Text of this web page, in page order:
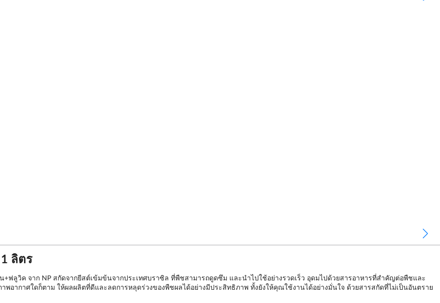
ลิตร
ฟลูวิค จาก NP สกัดจากยีสต์เข้มข้นจากประเทศบราซิล ที่พืชสามารถดูดซึม และนำไปใช้อย่างรวดเร็ว อุดมไปด้วยสารอาหารที่สำคัญต่อพืชและ
พอากาศใดก็ตาม ให้ผลผลิตที่ดีและลดการหลุดร่วงของพืชผลได้อย่างมีประสิทธิภาพ ทั้งยังให้คุณใช้งานได้อย่างมั่นใจ ด้วยสารสกัดที่ไม่เป็นอันตราย